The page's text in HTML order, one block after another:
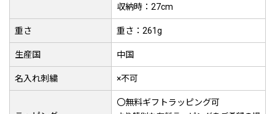
収納時：27cm
重さ 重さ：261g
生産国 中国
名入れ刺繍 ×不可
〇無料ギフトラッピング可